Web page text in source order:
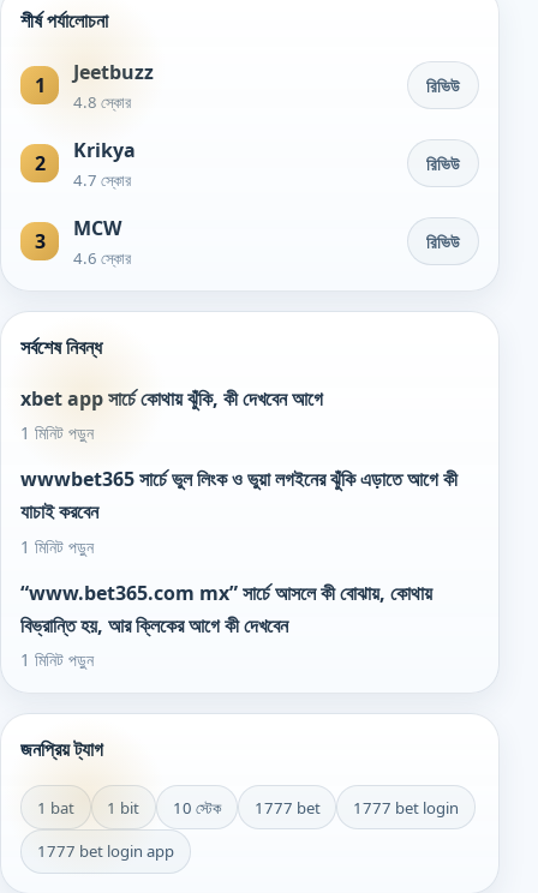
শীর্ষ পর্যালোচনা
1 Jeetbuzz
4.8 স্কোর
রিভিউ
2 Krikya
4.7 স্কোর
রিভিউ
3 MCW
4.6 স্কোর
রিভিউ
সর্বশেষ নিবন্ধ
xbet app সার্চে কোথায় ঝুঁকি, কী দেখবেন আগে
1 মিনিট পড়ুন
wwwbet365 সার্চে ভুল লিংক ও ভুয়া লগইনের ঝুঁকি এড়াতে আগে কী
যাচাই করবেন
1 মিনিট পড়ুন
“www.bet365.com mx” সার্চে আসলে কী বোঝায়, কোথায়
বিভ্রান্তি হয়, আর ক্লিকের আগে কী দেখবেন
1 মিনিট পড়ুন
জনপ্রিয় ট্যাগ
1 bat 1 bit 10 স্টেক 1777 bet 1777 bet login
1777 bet login app